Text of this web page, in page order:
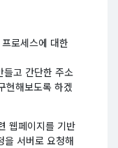
로세스에 대한
고 간단한 주소
현해보도록 하겠
웹페이지를 기반
을 서버로 요청해